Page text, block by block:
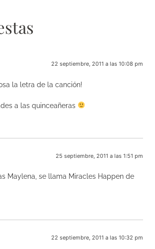
22 septiembre, 2011 a las 10:08 pm
la letra de la canción!
a las quinceañeras
25 septiembre, 2011 a las 1:51 pm
Maylena, se llama Miracles Happen de
22 septiembre, 2011 a las 10:32 pm